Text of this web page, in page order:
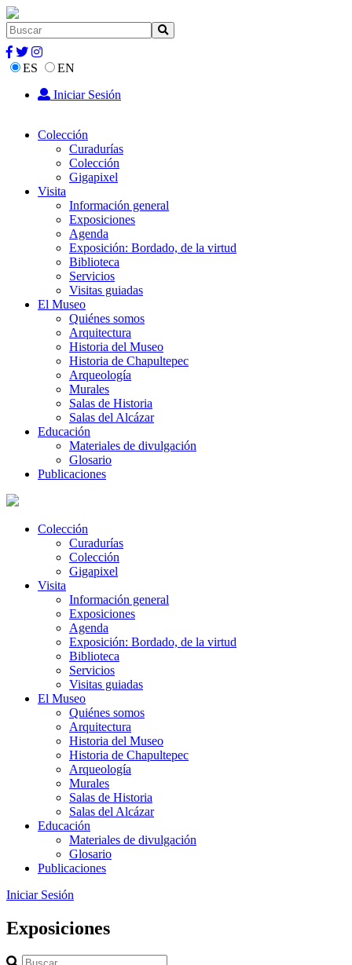
ES
EN
Iniciar Sesión
Colección
Curadurías
Colección
Gigapixel
Visita
Información general
Exposiciones
Agenda
Exposición: Bordado, de la virtud
Biblioteca
Servicios
Visitas guiadas
El Museo
Quiénes somos
Arquitectura
Historia del Museo
Historia de Chapultepec
Arqueología
Murales
Salas de Historia
Salas del Alcázar
Educación
Materiales de divulgación
Glosario
Publicaciones
Colección
Curadurías
Colección
Gigapixel
Visita
Información general
Exposiciones
Agenda
Exposición: Bordado, de la virtud
Biblioteca
Servicios
Visitas guiadas
El Museo
Quiénes somos
Arquitectura
Historia del Museo
Historia de Chapultepec
Arqueología
Murales
Salas de Historia
Salas del Alcázar
Educación
Materiales de divulgación
Glosario
Publicaciones
Iniciar Sesión
Exposiciones